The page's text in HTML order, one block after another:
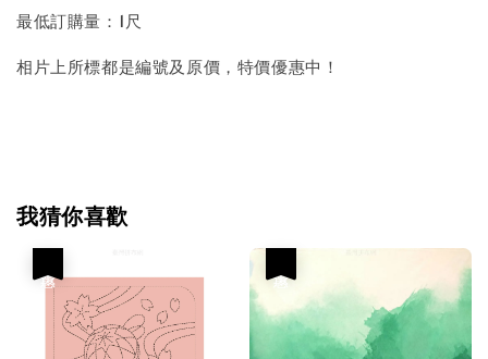
最低訂購量：1尺
相片上所標都是編號及原價，特價優惠中！
我猜你喜歡